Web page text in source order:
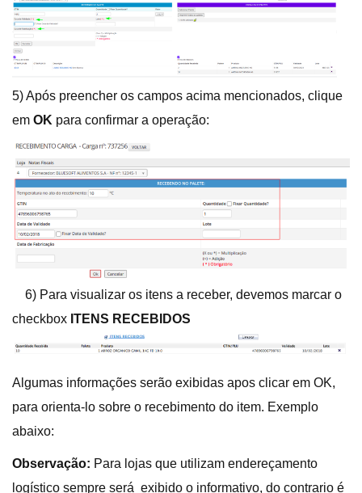
5) Após preencher os campos acima mencionados, clique
em OK para confirmar a operação:
6) Para visualizar os itens a receber, devemos marcar o
checkbox ITENS RECEBIDOS
Algumas informações serão exibidas apos clicar em OK,
para orienta-lo sobre o recebimento do item. Exemplo
abaixo:
Observação: Para lojas que utilizam endereçamento
logístico sempre será exibido o informativo, do contrario é